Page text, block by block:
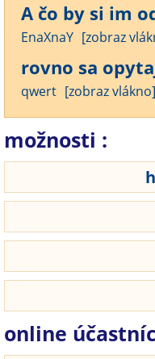
A čo by si im
EnaXnaY [zobraz
rovno sa
qwert [zobraz vlákno]
možnosti :
online